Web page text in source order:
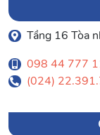
Tầng 16 Tòa
098 44 777
(024)